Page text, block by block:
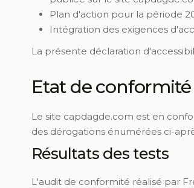
Plan d'action pour la période
Intégration des exigences
La présente déclaration
Etat de conformité
Le site capdagde.com est en
des dérogations énumérées ci-
Résultats des tests
L'audit de conformité réalisé par